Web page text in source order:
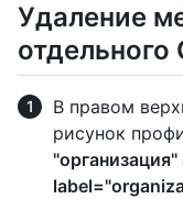
Удаление
отдельного
В правом
рисунок